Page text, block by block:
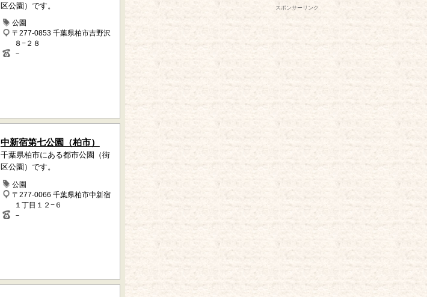
区公園）です。
公園
〒277-0853 千葉県柏市吉野沢
８−２８
－
中新宿第七公園（柏市）
千葉県柏市にある都市公園（街
区公園）です。
公園
〒277-0066 千葉県柏市中新宿
１丁目１２−６
－
スポンサーリンク